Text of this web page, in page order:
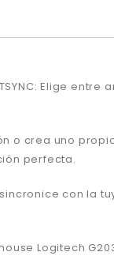
Elige
crea uno
perfecta.
con la
Logitech